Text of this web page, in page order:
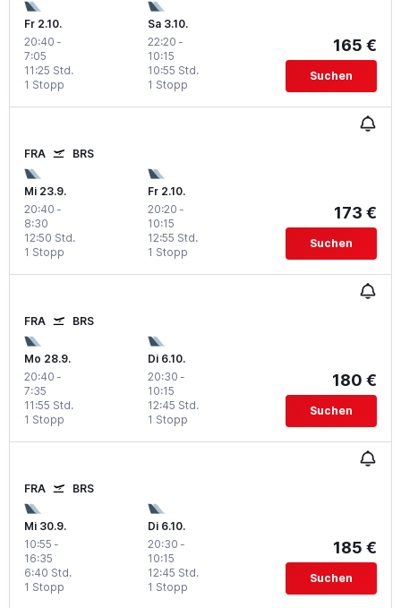
Fr 2.10.
20:40 -
7:05
1 Stopp
11:25 Std.
Sa 3.10.
22:20 -
10:15
1 Stopp
10:55 Std.
165 €
Suchen
FRA BRS
Mi 23.9.
20:40 -
8:30
1 Stopp
12:50 Std.
Fr 2.10.
20:20 -
10:15
1 Stopp
12:55 Std.
173 €
Suchen
FRA BRS
Mo 28.9.
20:40 -
7:35
1 Stopp
11:55 Std.
Di 6.10.
20:30 -
10:15
1 Stopp
12:45 Std.
180 €
Suchen
FRA BRS
Mi 30.9.
10:55 -
16:35
1 Stopp
6:40 Std.
Di 6.10.
20:30 -
10:15
1 Stopp
12:45 Std.
185 €
Suchen